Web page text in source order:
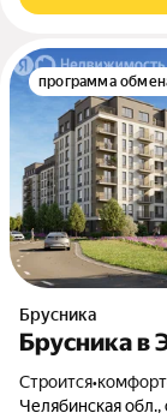
программа
Брусника
Брусника в
Строится•комфорт
Челябинская обл.,